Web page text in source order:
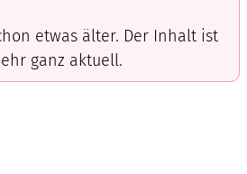
etwas älter. Der Inhalt ist
ganz aktuell.